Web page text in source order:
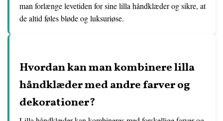
man forlænge levetiden for sine lilla håndklæder og sikre, at
de altid føles bløde og luksuriøse.
Hvordan kan man kombinere lilla
håndklæder med andre farver og
dekorationer?